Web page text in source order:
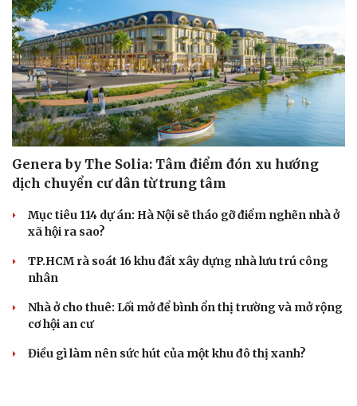
Genera by The Solia: Tâm điểm đón xu hướng
dịch chuyển cư dân từ trung tâm
Mục tiêu 114 dự án: Hà Nội sẽ tháo gỡ điểm nghẽn nhà ở
xã hội ra sao?
TP.HCM rà soát 16 khu đất xây dựng nhà lưu trú công
nhân
Nhà ở cho thuê: Lối mở để bình ổn thị trường và mở rộng
cơ hội an cư
Điều gì làm nên sức hút của một khu đô thị xanh?